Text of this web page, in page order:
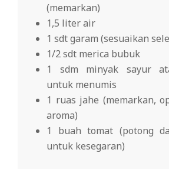
(memarkan)
1,5 liter air
1 sdt garam (sesuaikan
1/2 sdt merica bubuk
1 sdm minyak sayur
untuk menumis
1 ruas jahe (memarkan,
aroma)
1 buah tomat (potong
untuk kesegaran)